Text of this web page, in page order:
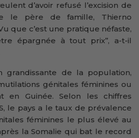
d’avoir refusé l’excision de
le père de famille, Thierno
que c’est une pratique néfaste,
épargnée à tout prix’’, a-t-il
grandissante de la population,
génitales féminines ou
en Guinée. Selon les chiffres
le pays a le taux de prévalence
féminines le plus élevé au
la Somalie qui bat le record